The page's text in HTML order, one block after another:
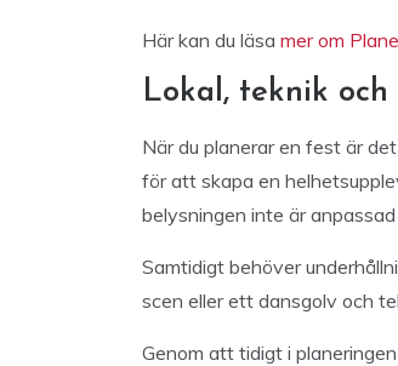
Här kan du läsa mer om
Lokal, teknik
När du planerar en fest är
för att skapa en
belysningen inte är
Samtidigt behöver
scen eller ett dansgolv och
Genom att tidigt i